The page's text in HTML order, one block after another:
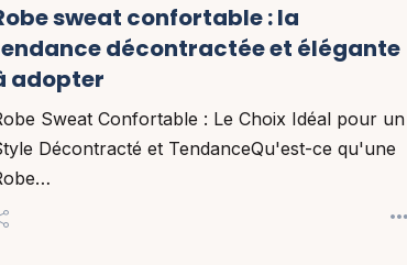
sweat confortable : la
décontractée et élégante
adopter
Sweat Confortable : Le Choix Idéal pour un
Décontracté et TendanceQu'est-ce qu'une